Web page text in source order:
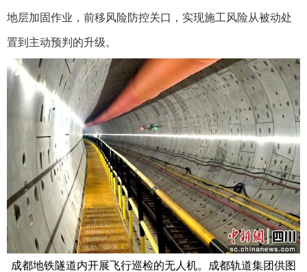
地层加固作业，前移风险防控关口，实现施工风险从被动处
置到主动预判的升级。
成都地铁隧道内开展飞行巡检的无人机。成都轨道集团供图